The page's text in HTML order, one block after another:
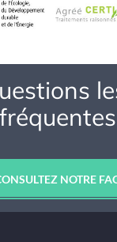
fréquentes
NOTRE